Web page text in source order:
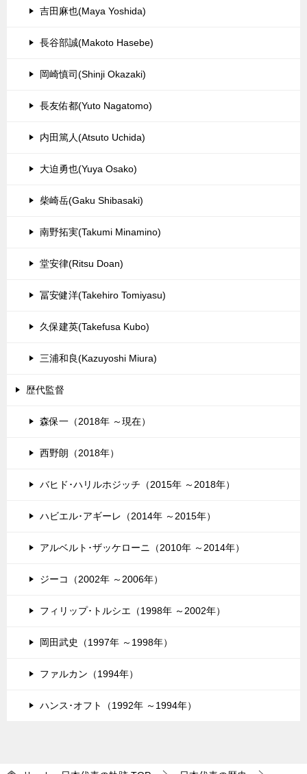
吉田麻也(Maya Yoshida)
長谷部誠(Makoto Hasebe)
岡崎慎司(Shinji Okazaki)
長友佑都(Yuto Nagatomo)
内田篤人(Atsuto Uchida)
大迫勇也(Yuya Osako)
柴崎岳(Gaku Shibasaki)
南野拓実(Takumi Minamino)
堂安律(Ritsu Doan)
冨安健洋(Takehiro Tomiyasu)
久保建英(Takefusa Kubo)
三浦和良(Kazuyoshi Miura)
歴代監督
森保一（2018年 ～現在）
西野朗（2018年）
バヒド･ハリルホジッチ（2015年 ～2018年）
ハビエル･アギーレ（2014年 ～2015年）
アルベルト･ザッケローニ（2010年 ～2014年）
ジーコ（2002年 ～2006年）
フィリップ･トルシエ（1998年 ～2002年）
岡田武史（1997年 ～1998年）
ファルカン（1994年）
ハンス･オフト（1992年 ～1994年）